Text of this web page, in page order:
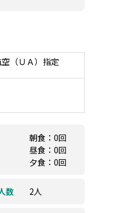
（ＵＡ）指定
朝食：0回
昼食：0回
夕食：0回
数 2人